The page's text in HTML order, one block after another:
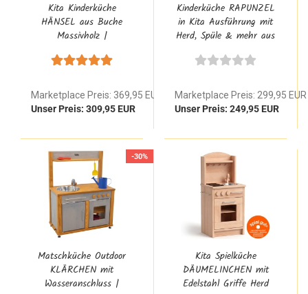
Kita Kinderküche
HÄNSEL aus Buche
Massivholz |
Marketplace Preis: 369,95 EUR
Unser Preis: 309,95 EUR
Kinderküche RAPUNZEL
in Kita Ausführung mit
Herd, Spüle & mehr aus
Marketplace Preis: 299,95 EUR
Unser Preis: 249,95 EUR
-30%
Matschküche Outdoor
KLÄRCHEN mit
Wasseranschluss |
Kita Spielküche
DÄUMELINCHEN mit
Edelstahl Griffe Herd